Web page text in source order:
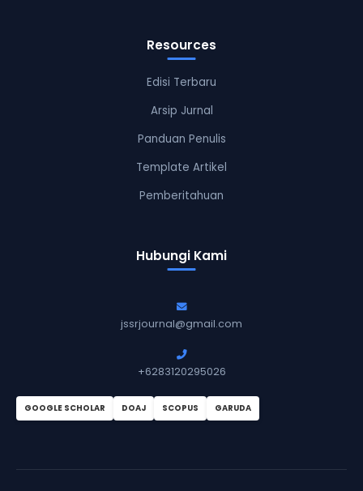
Resources
Edisi Terbaru
Arsip Jurnal
Panduan Penulis
Template Artikel
Pemberitahuan
Hubungi Kami
jssrjournal@gmail.com
+6283120295026
GOOGLE SCHOLAR DOAJ SCOPUS GARUDA